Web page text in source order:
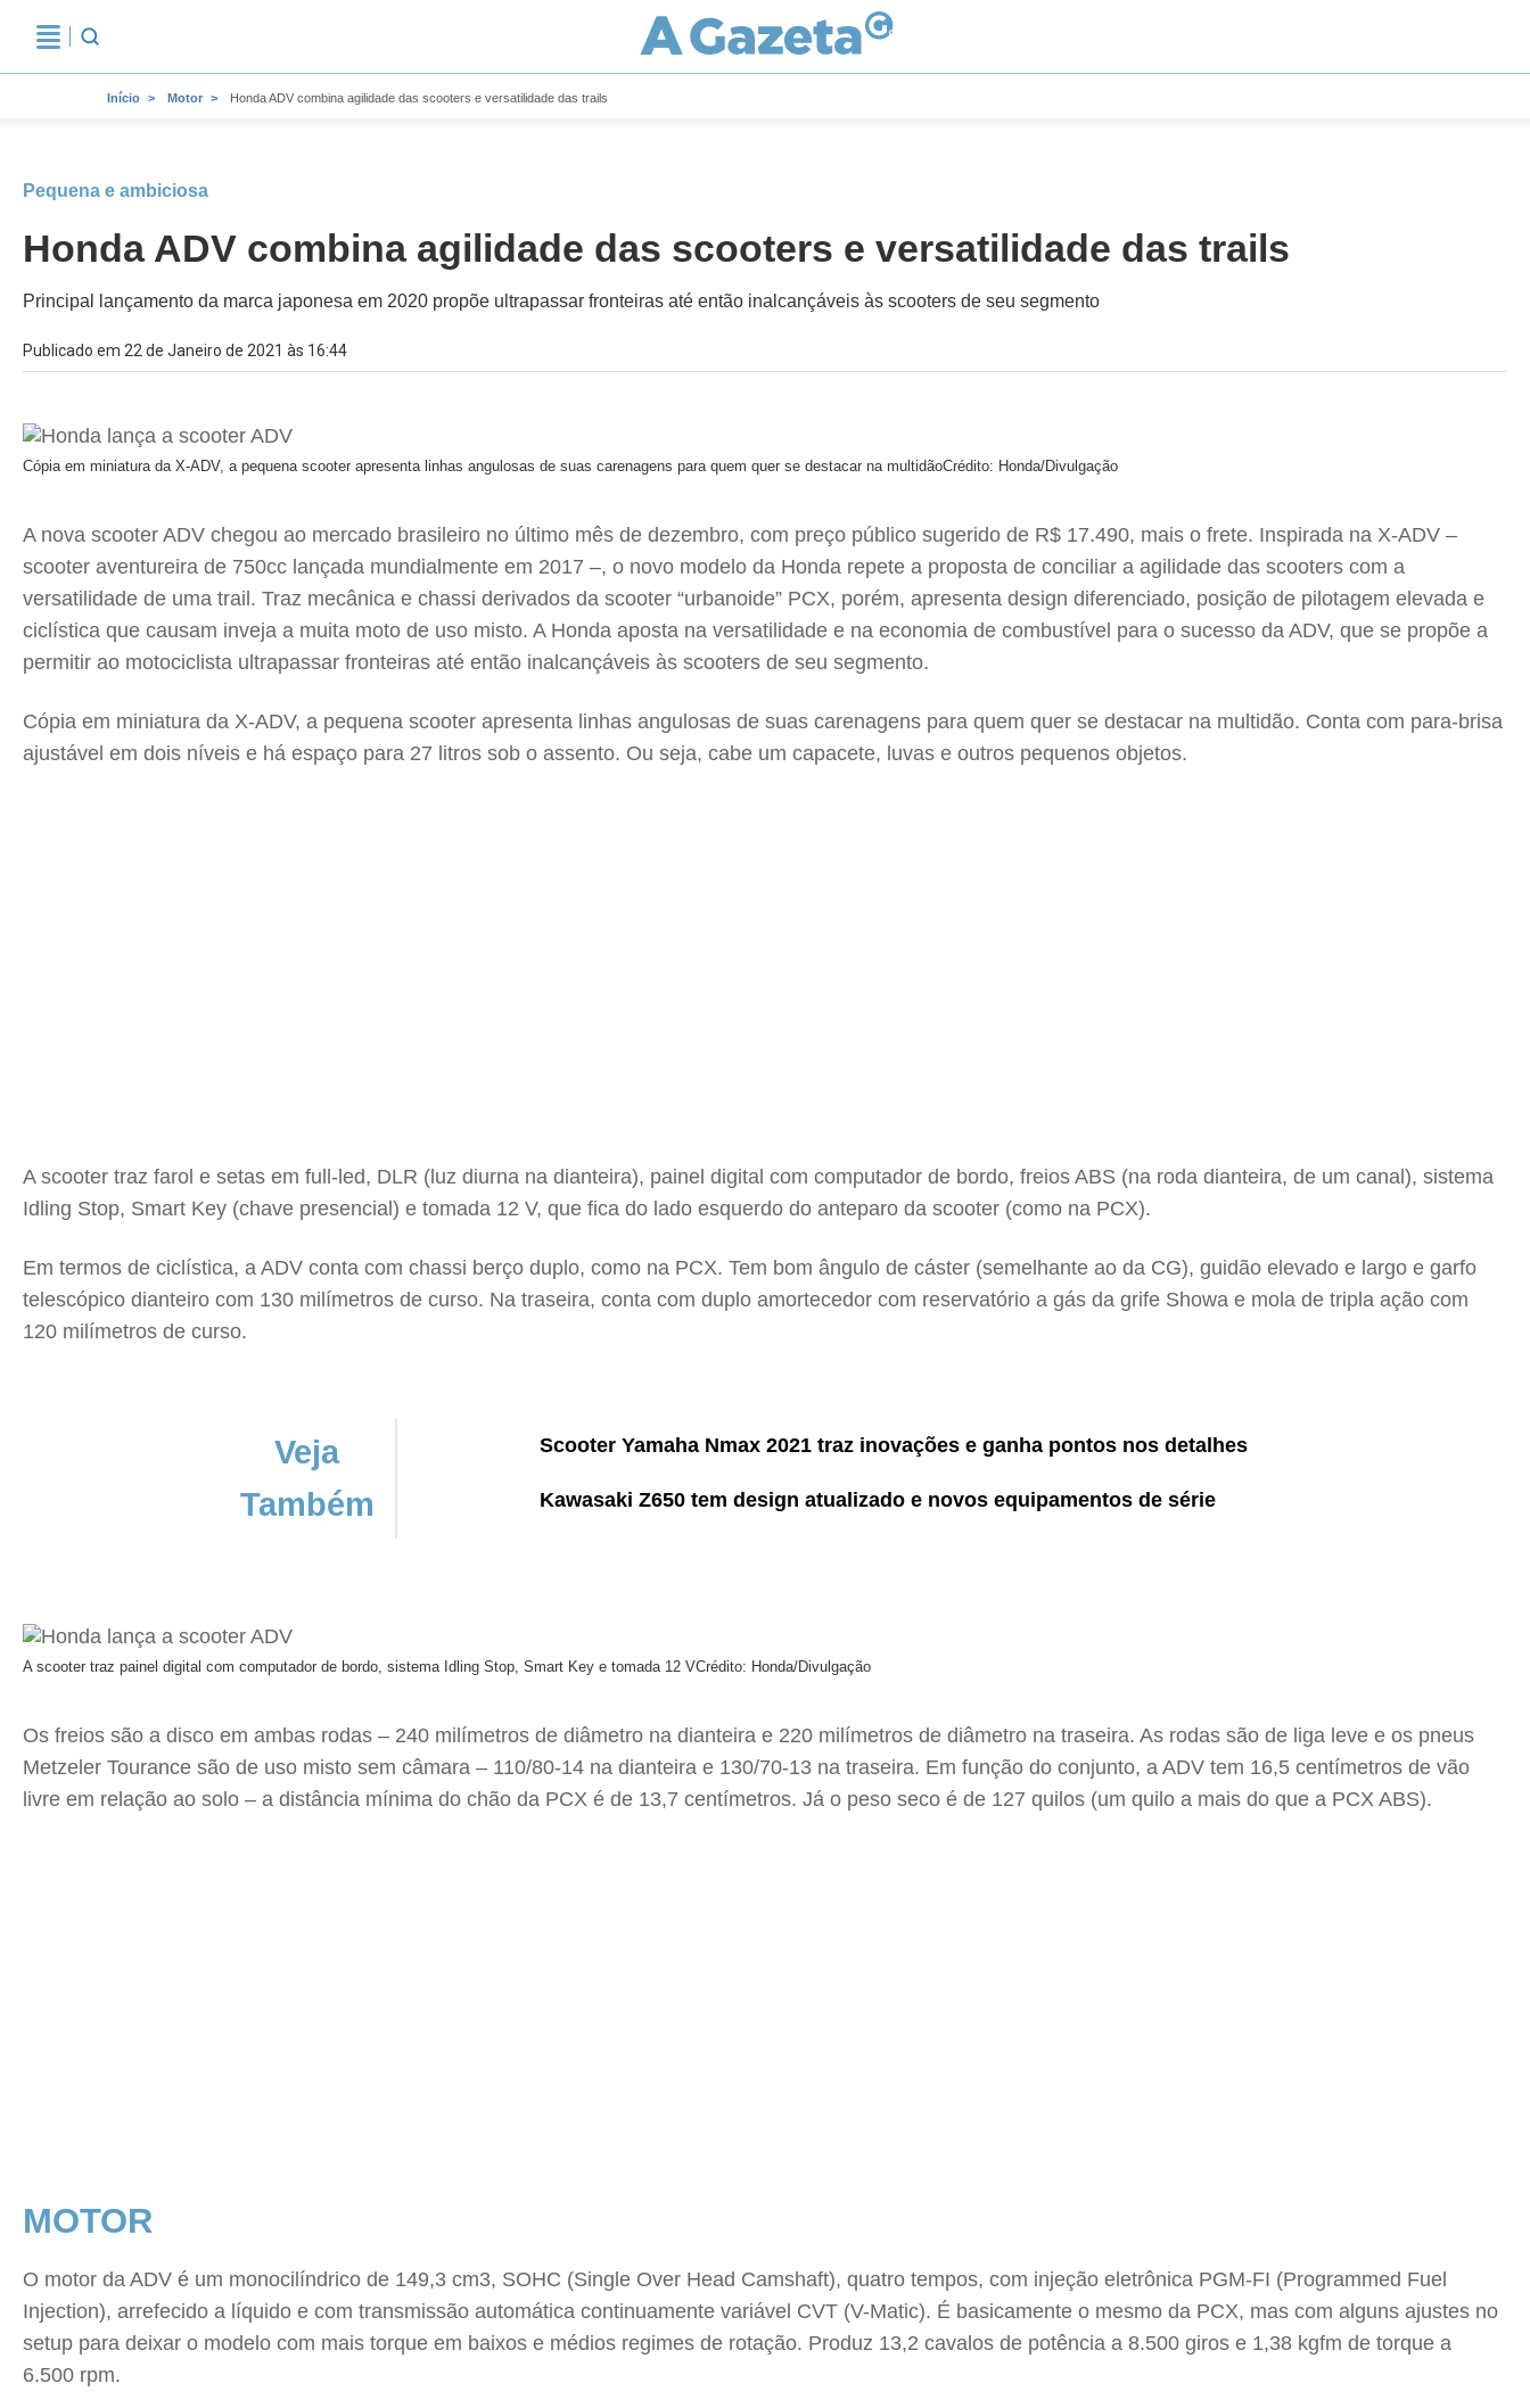
Início Motor Honda ADV combina agilidade das scooters e versatilidade das trails
Pequena e ambiciosa
Honda ADV combina agilidade das scooters e versatilidade das trails
Principal lançamento da marca japonesa em 2020 propõe ultrapassar fronteiras até então inalcançáveis às scooters de seu segmento
Publicado em 22 de Janeiro de 2021 às 16:44
Cópia em miniatura da X-ADV, a pequena scooter apresenta linhas angulosas de suas carenagens para quem quer se destacar na multidãoCrédito: Honda/Divulgação
A nova scooter ADV chegou ao mercado brasileiro no último mês de dezembro, com preço público sugerido de R$ 17.490, mais o frete. Inspirada na X-ADV –
scooter aventureira de 750cc lançada mundialmente em 2017 –, o novo modelo da Honda repete a proposta de conciliar a agilidade das scooters com a
versatilidade de uma trail. Traz mecânica e chassi derivados da scooter “urbanoide” PCX, porém, apresenta design diferenciado, posição de pilotagem elevada e
ciclística que causam inveja a muita moto de uso misto. A Honda aposta na versatilidade e na economia de combustível para o sucesso da ADV, que se propõe a
permitir ao motociclista ultrapassar fronteiras até então inalcançáveis às scooters de seu segmento.
Cópia em miniatura da X-ADV, a pequena scooter apresenta linhas angulosas de suas carenagens para quem quer se destacar na multidão. Conta com para-brisa
ajustável em dois níveis e há espaço para 27 litros sob o assento. Ou seja, cabe um capacete, luvas e outros pequenos objetos.
A scooter traz farol e setas em full-led, DLR (luz diurna na dianteira), painel digital com computador de bordo, freios ABS (na roda dianteira, de um canal), sistema
Idling Stop, Smart Key (chave presencial) e tomada 12 V, que fica do lado esquerdo do anteparo da scooter (como na PCX).
Em termos de ciclística, a ADV conta com chassi berço duplo, como na PCX. Tem bom ângulo de cáster (semelhante ao da CG), guidão elevado e largo e garfo
telescópico dianteiro com 130 milímetros de curso. Na traseira, conta com duplo amortecedor com reservatório a gás da grife Showa e mola de tripla ação com
120 milímetros de curso.
Veja
Também
Scooter Yamaha Nmax 2021 traz inovações e ganha pontos nos detalhes
Kawasaki Z650 tem design atualizado e novos equipamentos de série
A scooter traz painel digital com computador de bordo, sistema Idling Stop, Smart Key e tomada 12 VCrédito: Honda/Divulgação
Os freios são a disco em ambas rodas – 240 milímetros de diâmetro na dianteira e 220 milímetros de diâmetro na traseira. As rodas são de liga leve e os pneus
Metzeler Tourance são de uso misto sem câmara – 110/80-14 na dianteira e 130/70-13 na traseira. Em função do conjunto, a ADV tem 16,5 centímetros de vão
livre em relação ao solo – a distância mínima do chão da PCX é de 13,7 centímetros. Já o peso seco é de 127 quilos (um quilo a mais do que a PCX ABS).
MOTOR
O motor da ADV é um monocilíndrico de 149,3 cm3, SOHC (Single Over Head Camshaft), quatro tempos, com injeção eletrônica PGM-FI (Programmed Fuel
Injection), arrefecido a líquido e com transmissão automática continuamente variável CVT (V-Matic). É basicamente o mesmo da PCX, mas com alguns ajustes no
setup para deixar o modelo com mais torque em baixos e médios regimes de rotação. Produz 13,2 cavalos de potência a 8.500 giros e 1,38 kgfm de torque a
6.500 rpm.